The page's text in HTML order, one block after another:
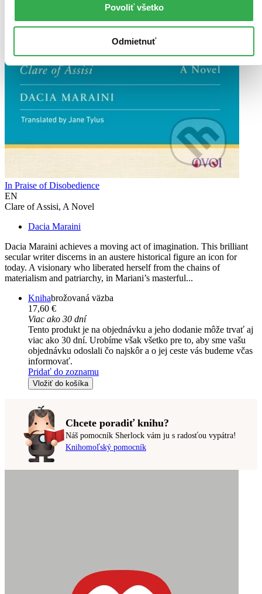
Povoliť všetko
Odmietnuť
In Praise of Disobedience
EN
Clare of Assisi, A Novel
Dacia Maraini
Dacia Maraini achieves a moving act of imagination. This brilliant
secular writer discerns in an austere historical figure an icon for
today. A visionary who liberated herself from the chains of
materialism and patriarchy, in Mariani’s masterful...
Knihabrožovaná väzba
17,60 €
Viac ako 30 dní
Tento produkt je na objednávku a jeho dodanie môže trvať aj
viac ako 30 dní. Urobíme však všetko pre to, aby sme vašu
objednávku odoslali čo najskôr a o jej ceste vás budeme včas
informovať.
Pridať do zoznamu
Vložiť do košíka
Chcete poradiť knihu?
Náš pomocník Sherlock vám ju s radosťou vypátra!
Knihomoľský pomocník